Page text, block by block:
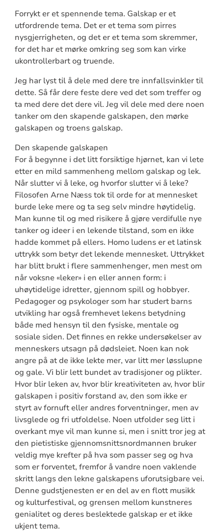
Forrykt er et spennende tema. Galskap er et
utfordrende tema. Det er et tema som pirres
nysgjerrigheten, og det er et tema som skremmer,
for det har et mørke omkring seg som kan virke
ukontrollerbart og truende.
Jeg har lyst til å dele med dere tre innfallsvinkler til
dette. Så får dere feste dere ved det som treffer og
ta med dere det dere vil. Jeg vil dele med dere noen
tanker om den skapende galskapen, den mørke
galskapen og troens galskap.
Den skapende galskapen
For å begynne i det litt forsiktige hjørnet, kan vi lete
etter en mild sammenheng mellom galskap og lek.
Når slutter vi å leke, og hvorfor slutter vi å leke?
Filosofen Arne Næss tok til orde for at mennesket
burde leke mere og ta seg selv mindre høytidelig.
Man kunne til og med risikere å gjøre verdifulle nye
tanker og ideer i en lekende tilstand, som en ikke
hadde kommet på ellers. Homo ludens er et latinsk
uttrykk som betyr det lekende mennesket. Uttrykket
har blitt brukt i flere sammenhenger, men mest om
når voksne «leker» i en eller annen form: i
uhøytidelige idretter, gjennom spill og hobbyer.
Pedagoger og psykologer som har studert barns
utvikling har også fremhevet lekens betydning
både med hensyn til den fysiske, mentale og
sosiale siden. Det finnes en rekke undersøkelser av
menneskers utsagn på dødsleiet. Noen kan nok
angre på at de ikke lekte mer, var litt mer løsslupne
og gale. Vi blir lett bundet av tradisjoner og plikter.
Hvor blir leken av, hvor blir kreativiteten av, hvor blir
galskapen i positiv forstand av, den som ikke er
styrt av fornuft eller andres forventninger, men av
livsglede og fri utfoldelse. Noen utfolder seg litt i
overkant mye vil man kunne si, men i snitt tror jeg at
den pietistiske gjennomsnittsnordmannen bruker
veldig mye krefter på hva som passer seg og hva
som er forventet, fremfor å vandre noen vaklende
skritt langs den lekne galskapens uforutsigbare vei.
Denne gudstjenesten er en del av en flott musikk
og kulturfestival, og grensen mellom kunstneres
genialitet og deres beslektede galskap er et ikke
ukjent tema.